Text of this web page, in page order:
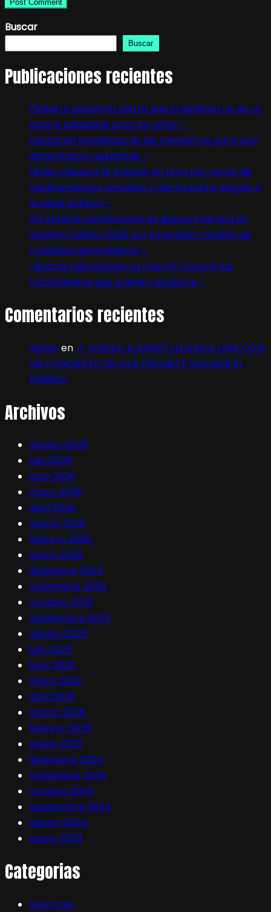
Buscar
Buscar
Publicaciones recientes
Pediatra española alerta que la gelatina no es un
postre saludable para los niños –
Destacan beneficios de las menestras para una
alimentación saludable –
Minsa clausura 18 boticas en Lima por venta de
medicamentos vencidos y alerta sobre riesgos a
la salud pública –
SIS obtiene certificación de Buena Práctica en
Gestión Pública 2026 por innovador modelo de
traslados aeromédicos –
¿Buscas rejuvenecer tu rostro? Conoce los
tratamientos que pueden ayudarte –
Comentarios recientes
adminen 🎶 JOWELL & RANDY LLEGAN A LIMA CON
UN CONCIERTO 3D QUE PROMETE SACUDIR EL
PERREO:
Archivos
agosto 2026
julio 2026
junio 2026
mayo 2026
abril 2026
marzo 2026
febrero 2026
enero 2026
diciembre 2025
noviembre 2025
octubre 2025
septiembre 2025
agosto 2025
julio 2025
junio 2025
mayo 2025
abril 2025
marzo 2025
febrero 2025
enero 2025
diciembre 2024
noviembre 2024
octubre 2024
septiembre 2024
agosto 2024
enero 2023
Categorias
Deportes